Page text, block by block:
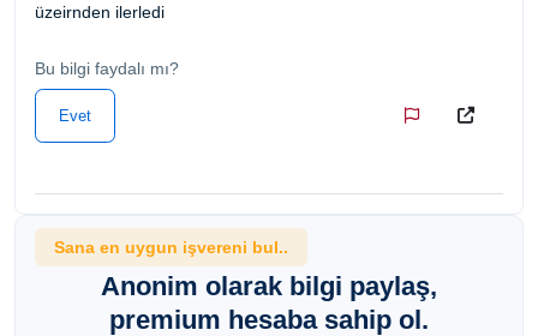
üzeirnden ilerledi
Bu bilgi faydalı mı?
Evet
Sana en uygun işvereni bul..
Anonim olarak bilgi paylaş,
premium hesaba sahip ol.